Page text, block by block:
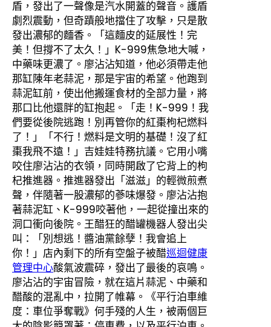
盾，發出了一聲像是汽水開蓋的聲音。護盾
劇烈震動，但奇蹟般地擋住了攻擊，只是散
發出濃郁的麵香。「這麵皮的延展性！完
美！但撐不了太久！」K-999焦急地大喊，
中藥味更濃了。廖沾沾知道，他必須帶走他
那缸陳年老蒜泥，那是宇宙的希望。他跑到
蒜泥缸前，使出他搬運食材的全部力量，將
那口比他還胖的缸抱起。「走！K-999！我
們要從後院逃跑！別再管你的紅棗枸杞燃料
了！」「不行！燃料是文明的基礎！沒了紅
棗我飛不遠！」吉娃娃特務抗議。它用小嘴
咬住廖沾沾的衣領，同時開啟了它背上的枸
杞推進器。推進器發出「滋滋」的輕微煎煮
聲，伴隨著一股濃郁的蔘味爆發。廖沾沾抱
著蒜泥缸、K-999咬著他，一起從撞出來的
洞口衝向後院。王醋狂的醋罐機器人發出尖
叫：「別想逃！醬油黨餘孽！我會追上
你！」店內剩下的所有空盤子被醋巡迴健康
管理中心酸氣波震碎，發出了最後的哀鳴。
廖沾沾的宇宙冒險，就在這片蒜泥、中藥和
醋酸的混亂中，拉開了帷幕。《平行泊車維
度：車位爭奪戰》何手殘的人生，被兩個巨